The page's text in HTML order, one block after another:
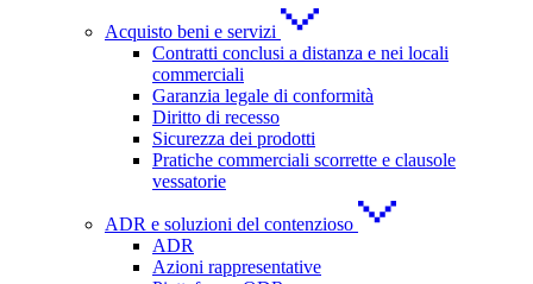
Acquisto beni e servizi
Contratti conclusi a distanza e nei locali
commerciali
Garanzia legale di conformità
Diritto di recesso
Sicurezza dei prodotti
Pratiche commerciali scorrette e clausole
vessatorie
ADR e soluzioni del contenzioso
ADR
Azioni rappresentative